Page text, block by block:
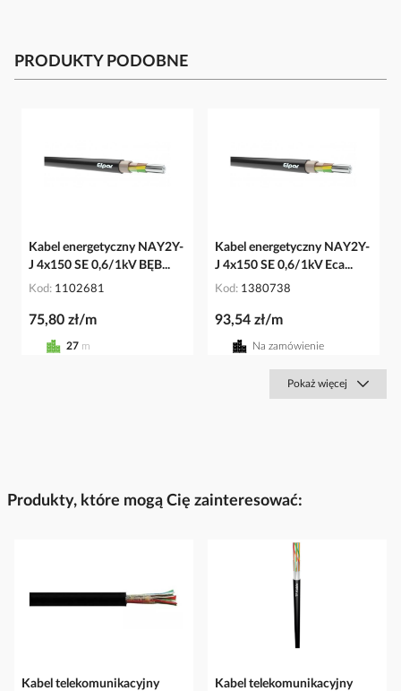
PRODUKTY PODOBNE
Kabel energetyczny NAY2Y-
J 4x150 SE 0,6/1kV BĘB...
Kod 1102681
75,80 zł/m
27 m
Kabel energetyczny NAY2Y-
J 4x150 SE 0,6/1kV Eca...
Kod 1380738
93,54 zł/m
Na zamówienie
Pokaż więcej
Produkty, które mogą Cię zainteresować:
Kabel telekomunikacyjny
Kabel telekomunikacyjny